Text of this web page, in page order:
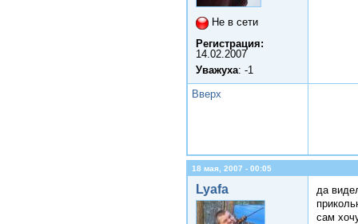
Не в сети
Регистрация:
14.02.2007
Уважуха: -1
Вверх
18 мая, 2007 - 00:05
Lyafa
да
сам